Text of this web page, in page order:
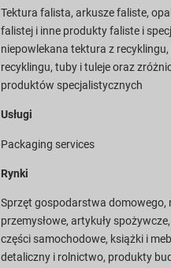
Tektura falista, arkusze faliste,
falistej i inne produkty faliste i
niepowlekana tektura z
recyklingu, tuby i tuleje oraz
produktów specjalistycznych
Usługi
Packaging services
Rynki
Sprzęt gospodarstwa domowego,
przemysłowe, artykuły
części samochodowe, książki i
detaliczny i rolnictwo, produkty